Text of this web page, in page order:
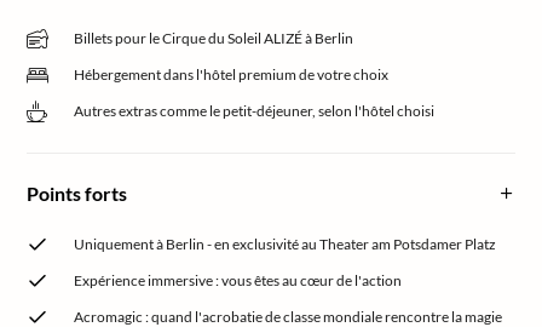
Billets pour le Cirque du Soleil ALIZÉ à Berlin
Hébergement dans l'hôtel premium de votre choix
Autres extras comme le petit-déjeuner, selon l'hôtel choisi
Points forts
Uniquement à Berlin - en exclusivité au Theater am Potsdamer Platz
Expérience immersive : vous êtes au cœur de l'action
Acromagic : quand l'acrobatie de classe mondiale rencontre la magie